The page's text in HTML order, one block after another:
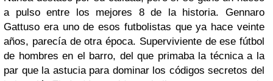
a pulso entre los mejores 8 de la historia. Gennaro
Gattuso era uno de esos futbolistas que ya hace veinte
años, parecía de otra época. Superviviente de ese fútbol
de hombres en el barro, del que primaba la técnica a la
par que la astucia para dominar los códigos secretos del